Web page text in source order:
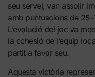
seu servei, van assolir
amb puntuacions de
L’evolució del joc va
la cohesió de l’equip
partit a favor seu.
Aquesta victòria